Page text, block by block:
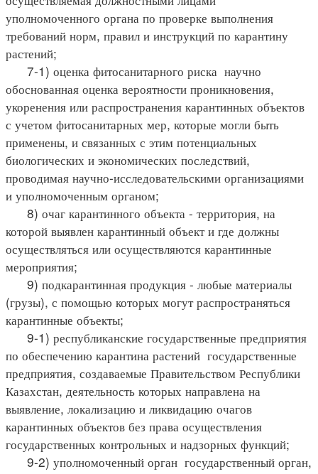
уполномоченного органа по проверке выполнения
требований норм, правил и инструкций по карантину
растений;
7-1) оценка фитосанитарного риска научно
обоснованная оценка вероятности проникновения,
укоренения или распространения карантинных объектов
с учетом фитосанитарных мер, которые могли быть
применены, и связанных с этим потенциальных
биологических и экономических последствий,
проводимая научно-исследовательскими организациями
и уполномоченным органом;
8) очаг карантинного объекта - территория, на
которой выявлен карантинный объект и где должны
осуществляться или осуществляются карантинные
мероприятия;
9) подкарантинная продукция - любые материалы
(грузы), с помощью которых могут распространяться
карантинные объекты;
9-1) республиканские государственные предприятия
по обеспечению карантина растений государственные
предприятия, создаваемые Правительством Республики
Казахстан, деятельность которых направлена на
выявление, локализацию и ликвидацию очагов
карантинных объектов без права осуществления
государственных контрольных и надзорных функций;
9-2) уполномоченный орган государственный орган,